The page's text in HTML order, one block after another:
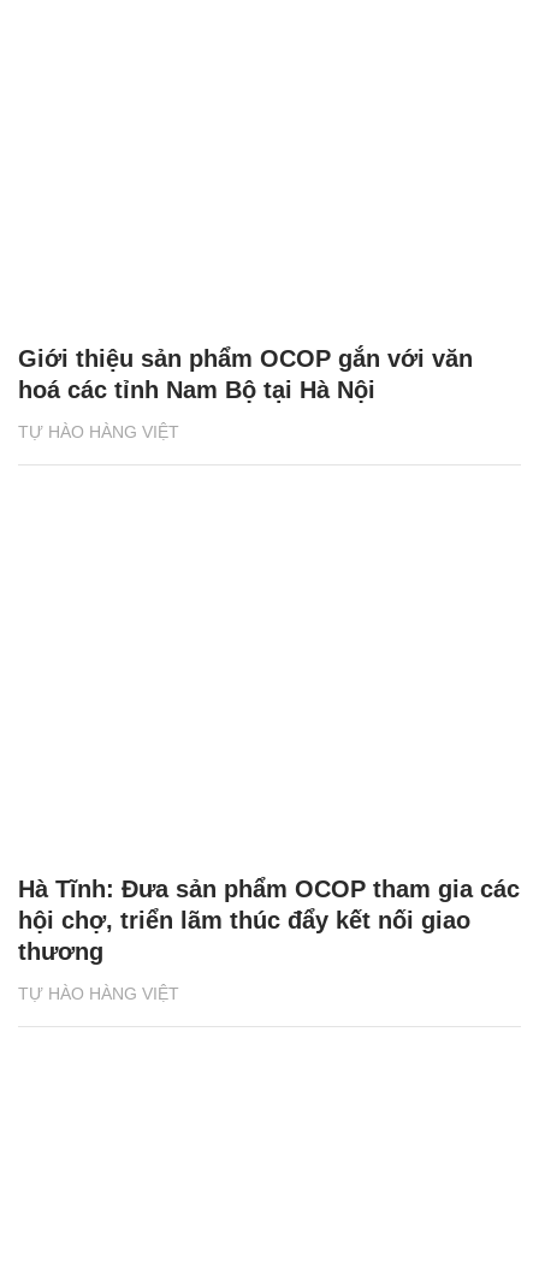
TỰ HÀO HÀNG VIỆT
Giới thiệu sản phẩm OCOP gắn với văn
hoá các tỉnh Nam Bộ tại Hà Nội
TỰ HÀO HÀNG VIỆT
Hà Tĩnh: Đưa sản phẩm OCOP tham gia các
hội chợ, triển lãm thúc đẩy kết nối giao
thương